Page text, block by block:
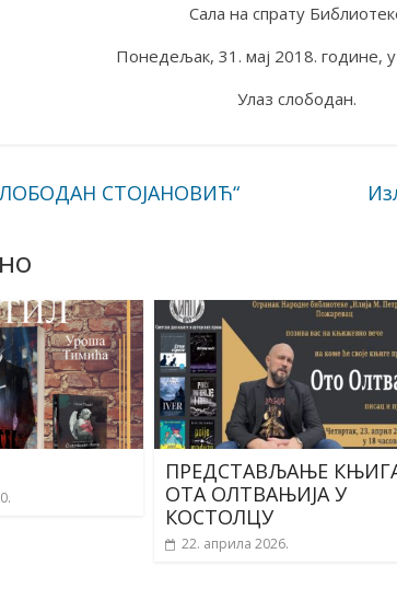
Сала на спрату
Понедељак, 31. мај 2018. године,
Улаз слободан.
СТОЈАНОВИЋ“
ПРЕДСТАВЉАЊЕ
ОТА ОЛТВАЊИЈА У
КОСТОЛЦУ
22. априла 2026.